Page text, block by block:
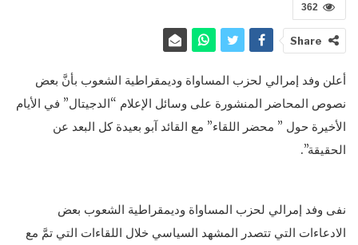
362
Share
أعلن وفد إمرالي لحزب المساواة وديمقراطية الشعوب بأنَّ بعض
نصوص المحاضر المنشورة على وسائل الإعلام “الدجيتال” في الأيام
الأخيرة حول ” محضر اللقاء” مع القائد آبو بعيدة كل البعد عن
الحقيقة”.
نفى وفد إمرالي لحزب المساواة وديمقراطية الشعوب بعض
الادعاءات التي تتصدر المشهد السياسي خلال اللقاءات التي تمَّ مع